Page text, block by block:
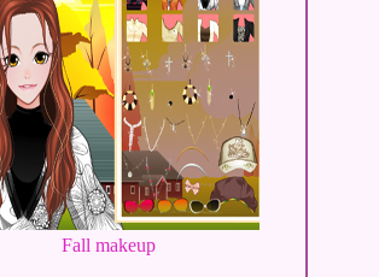
Fall makeup